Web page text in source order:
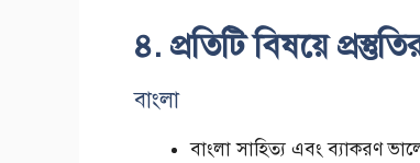
৪. প্রতিটি বিষয়ে
বাংলা
বাংলা সাহিত্য এবং ব্যাকরণ